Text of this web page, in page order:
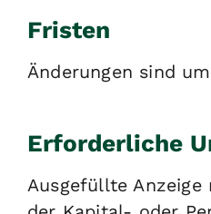
Fristen
Änderungen sind
Erforderliche
Ausgefüllte